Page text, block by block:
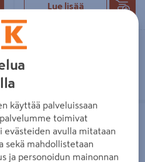
Lue lisää
Linjakuivatuskourun ritilä Aco V100
valurauta C-luokka 0,5m
käyttää palveluissaan
toimivat
evästeiden avulla mitataan
sekä mahdollistetaan
ja personoidun mainonnan